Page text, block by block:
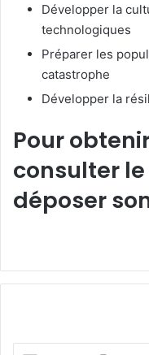
Développer la
technologiques
Préparer les
catastrophe
Développer la
Pour
consulter
déposer